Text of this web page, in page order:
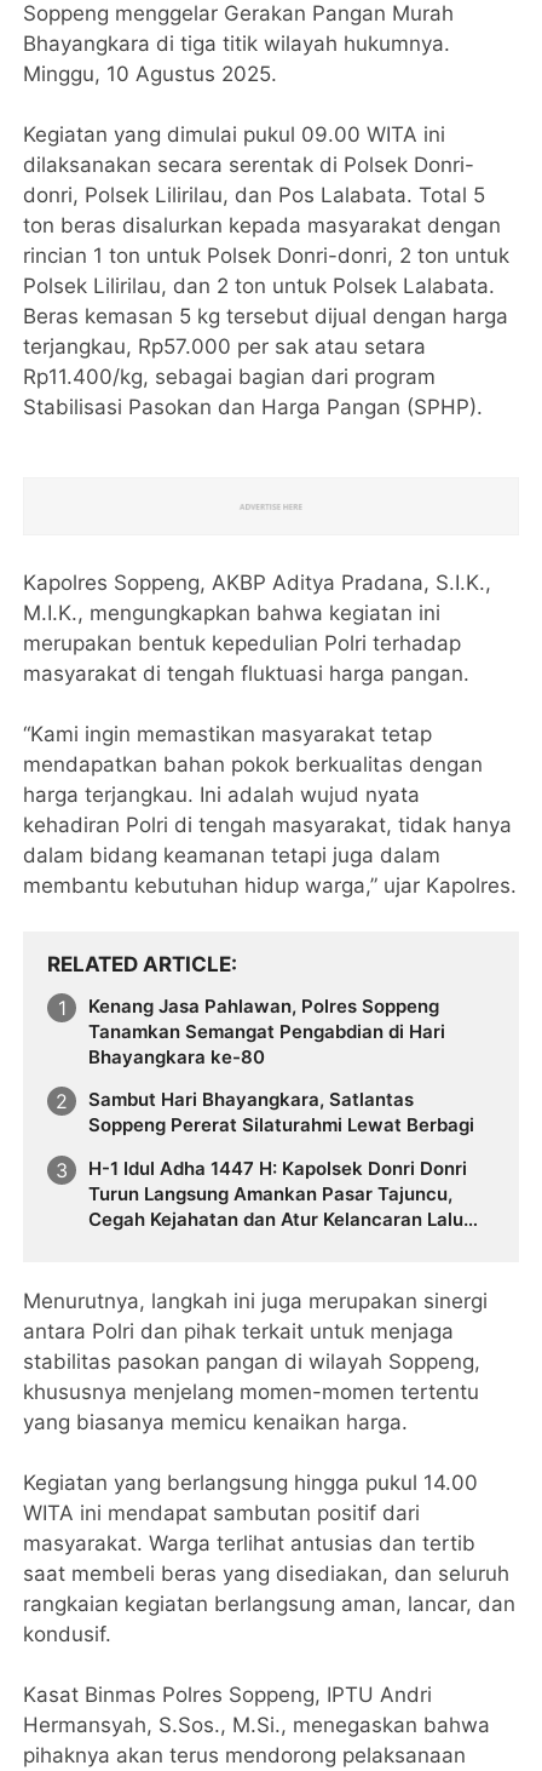
Soppeng menggelar Gerakan Pangan Murah
Bhayangkara di tiga titik wilayah hukumnya.
Minggu, 10 Agustus 2025.
Kegiatan yang dimulai pukul 09.00 WITA ini
dilaksanakan secara serentak di Polsek Donri-
donri, Polsek Lilirilau, dan Pos Lalabata. Total 5
ton beras disalurkan kepada masyarakat dengan
rincian 1 ton untuk Polsek Donri-donri, 2 ton untuk
Polsek Lilirilau, dan 2 ton untuk Polsek Lalabata.
Beras kemasan 5 kg tersebut dijual dengan harga
terjangkau, Rp57.000 per sak atau setara
Rp11.400/kg, sebagai bagian dari program
Stabilisasi Pasokan dan Harga Pangan (SPHP).
Kapolres Soppeng, AKBP Aditya Pradana, S.I.K.,
M.I.K., mengungkapkan bahwa kegiatan ini
merupakan bentuk kepedulian Polri terhadap
masyarakat di tengah fluktuasi harga pangan.
“Kami ingin memastikan masyarakat tetap
mendapatkan bahan pokok berkualitas dengan
harga terjangkau. Ini adalah wujud nyata
kehadiran Polri di tengah masyarakat, tidak hanya
dalam bidang keamanan tetapi juga dalam
membantu kebutuhan hidup warga,” ujar Kapolres.
RELATED ARTICLE
Kenang Jasa Pahlawan, Polres Soppeng
Tanamkan Semangat Pengabdian di Hari
Bhayangkara ke-80
Sambut Hari Bhayangkara, Satlantas
Soppeng Pererat Silaturahmi Lewat Berbagi
H-1 Idul Adha 1447 H: Kapolsek Donri Donri
Turun Langsung Amankan Pasar Tajuncu,
Cegah Kejahatan dan Atur Kelancaran Lalu
Menurutnya, langkah ini juga merupakan sinergi
antara Polri dan pihak terkait untuk menjaga
stabilitas pasokan pangan di wilayah Soppeng,
khususnya menjelang momen-momen tertentu
yang biasanya memicu kenaikan harga.
Kegiatan yang berlangsung hingga pukul 14.00
WITA ini mendapat sambutan positif dari
masyarakat. Warga terlihat antusias dan tertib
saat membeli beras yang disediakan, dan seluruh
rangkaian kegiatan berlangsung aman, lancar, dan
kondusif.
Kasat Binmas Polres Soppeng, IPTU Andri
Hermansyah, S.Sos., M.Si., menegaskan bahwa
pihaknya akan terus mendorong pelaksanaan